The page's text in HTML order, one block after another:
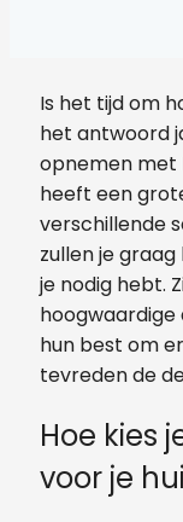
Is het tijd om
het antwoord
opnemen met
heeft een
verschillende
zullen je
je nodig hebt.
hoogwaardige
hun best om
tevreden de
Hoe kies
voor je